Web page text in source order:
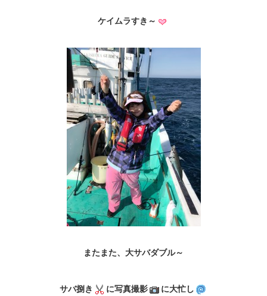
ケイムラすき～
またまた、大サバダブル～
サバ捌き に写真撮影 に大忙し